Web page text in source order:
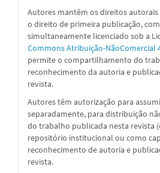
Autores mantêm os direitos autorais
o direito de primeira publicação,
simultaneamente licenciado sob a
Commons Atribuição-NãoComercial
permite o compartilhamento do
reconhecimento da autoria e
revista.
Autores têm autorização para
separadamente, para distribuição
do trabalho publicada nesta revista
repositório institucional ou como
reconhecimento de autoria e
revista.